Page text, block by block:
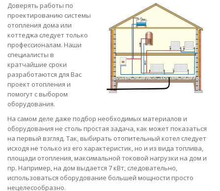
Доверять работы по
проектированию системы
отопления дома или
коттеджа следует только
профессионалам. Наши
специалисты в
кратчайшие сроки
разработаются для Вас
проект отопления и
помогут с выбором
оборудования.
На самом деле даже подбор необходимых материалов и
оборудования не столь простая задача, как может показаться
на первый взгляд. Так, выбирать отопительный котел следует
исходя не только из его характеристик, но и из вида топлива,
площади отопления, максимальной токовой нагрузки на дом и
пр. Например, на дом выдается 7 кВт, следовательно,
использоваться оборудование большей мощности просто
нецелесообразно.